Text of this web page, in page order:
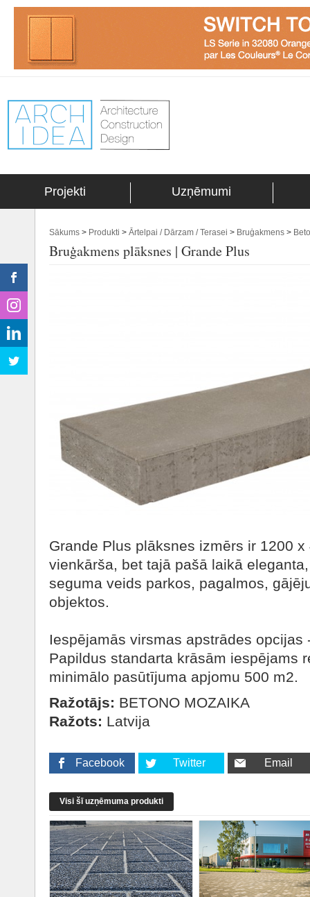
Projekti Uzņēmumi
Sākums > Produkti > Ārtelpai / Dārzam / Terasei > Bruģakmens >
Bruģakmens plāksnes | Grande Plus
Grande Plus plāksnes izmērs ir 1200
vienkārša, bet tajā pašā laikā
seguma veids parkos, pagalmos,
objektos.
Iespējamās virsmas apstrādes
Papildus standarta krāsām iespējams
minimālo pasūtījuma apjomu 500 m2.
Ražotājs: BETONO MOZAIKA
Ražots: Latvija
Facebook Twitter Email
Visi šī uzņēmuma produkti